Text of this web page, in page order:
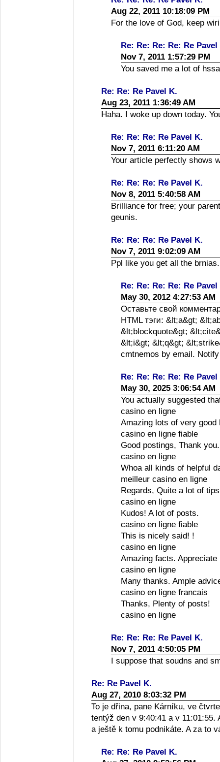
Aug 22, 2011 10:18:09 PM
For the love of God, keep
Re: Re: Re: Re: Re Pavel
Nov 7, 2011 1:57:29 PM
You saved me a lot of
Re: Re: Re Pavel K.
Aug 23, 2011 1:36:49 AM
Haha. I woke up down today.
Re: Re: Re: Re Pavel K.
Nov 7, 2011 6:11:20 AM
Your article perfectly shows
Re: Re: Re: Re Pavel K.
Nov 8, 2011 5:40:58 AM
Brilliance for free; your
geunis.
Re: Re: Re: Re Pavel K.
Nov 7, 2011 9:02:09 AM
Ppl like you get all the
Re: Re: Re: Re: Re Pavel
May 30, 2012 4:27:53 AM
Оставьте свой
HTML тэги: &lt;a&gt;
&lt;blockquote&gt;
&lt;i&gt; &lt;q&gt;
cmtnemos by email.
Re: Re: Re: Re: Re Pavel
May 30, 2025 3:06:54 AM
You actually suggested
casino en ligne
Amazing lots of very good
casino en ligne fiable
Good postings, Thank you.
casino en ligne
Whoa all kinds of helpful
meilleur casino en ligne
Regards, Quite a lot of
casino en ligne
Kudos! A lot of posts.
casino en ligne fiable
This is nicely said! !
casino en ligne
Amazing facts. Appreciate
casino en ligne
Many thanks. Ample
casino en ligne francais
Thanks, Plenty of posts!
casino en ligne
Re: Re: Re: Re Pavel K.
Nov 7, 2011 4:50:05 PM
I suppose that soudns and
Re: Re Pavel K.
Aug 27, 2010 8:03:32 PM
To je dřina, pane Kárníku, ve
tentýž den v 9:40:41 a v 11:01:55.
a ještě k tomu podnikáte. A za to
Re: Re: Re Pavel K.